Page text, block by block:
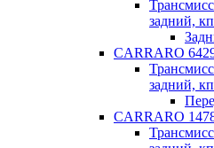
задний,
CARRARO
задний,
CARRARO